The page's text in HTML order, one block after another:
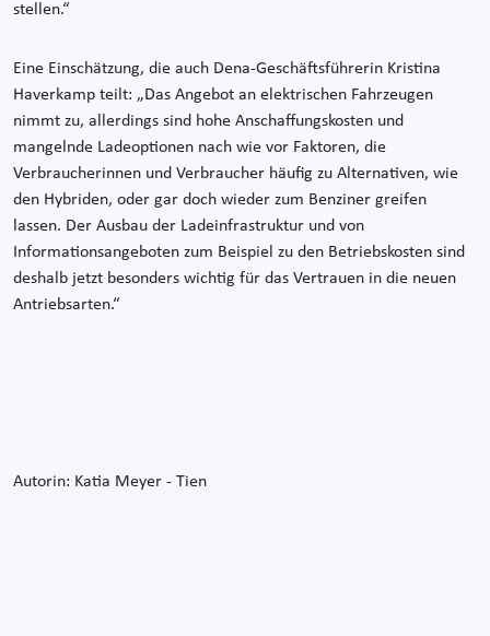
stellen.“
Eine Einschätzung, die auch Dena-Geschäftsführerin Kristina
Haverkamp teilt: „Das Angebot an elektrischen Fahrzeugen
nimmt zu, allerdings sind hohe Anschaffungskosten und
mangelnde Ladeoptionen nach wie vor Faktoren, die
Verbraucherinnen und Verbraucher häufig zu Alternativen, wie
den Hybriden, oder gar doch wieder zum Benziner greifen
lassen. Der Ausbau der Ladeinfrastruktur und von
Informationsangeboten zum Beispiel zu den Betriebskosten sind
deshalb jetzt besonders wichtig für das Vertrauen in die neuen
Antriebsarten.“
Autorin: Katia Meyer - Tien